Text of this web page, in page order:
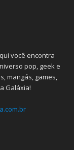
você encontra
pop, geek e
mangás, games,
Galáxia!